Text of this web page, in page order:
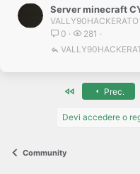
Server minecraft
VALLY90HACKERATO
0
281
Primo Prec.
Devi accedere o
Community